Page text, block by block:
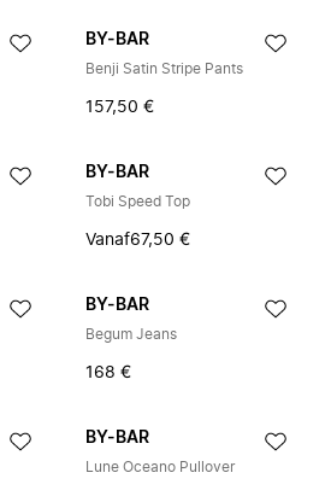
BY-BAR
Benji Satin Stripe Pants
157,50 €
BY-BAR
Tobi Speed Top
Vanaf67,50 €
BY-BAR
Begum Jeans
168 €
BY-BAR
Lune Oceano Pullover